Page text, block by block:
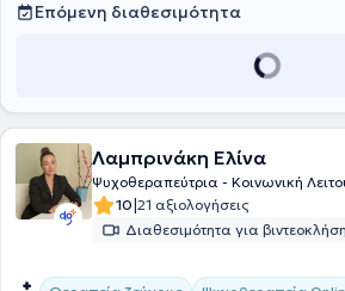
Επόμενη διαθεσιμότητα
Λαμπρινάκη Ελίνα
Ψυχοθεραπεύτρια - Κοινωνική
10|21 αξιολογήσεις
Διαθεσιμότητα για βιντεοκλήση